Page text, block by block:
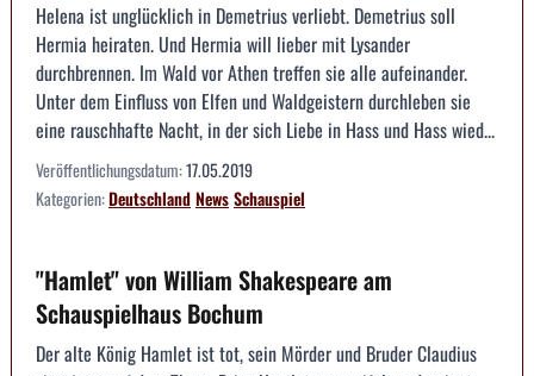
Helena ist unglücklich in Demetrius verliebt. Demetrius soll
Hermia heiraten. Und Hermia will lieber mit Lysander
durchbrennen. Im Wald vor Athen treffen sie alle aufeinander.
Unter dem Einfluss von Elfen und Waldgeistern durchleben sie
eine rauschhafte Nacht, in der sich Liebe in Hass und Hass wied...
Veröffentlichungsdatum:17.05.2019
Kategorien:DeutschlandNewsSchauspiel
"Hamlet" von William Shakespeare am
Schauspielhaus Bochum
Der alte König Hamlet ist tot, sein Mörder und Bruder Claudius